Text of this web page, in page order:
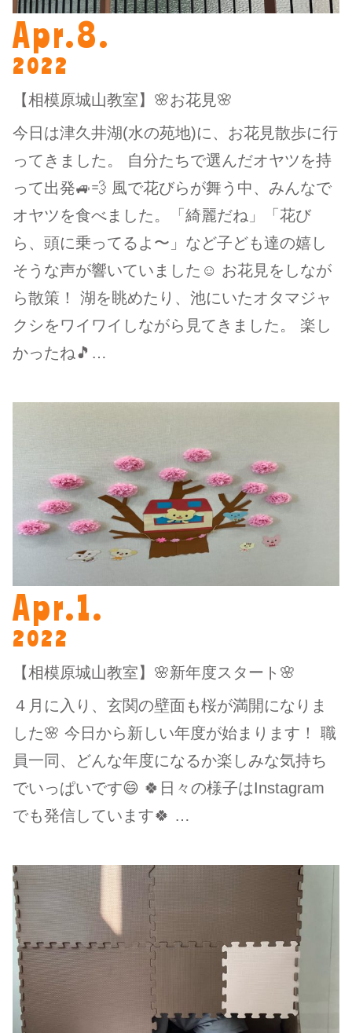
Apr.8.
2022
【相模原城山教室】🌸お花見🌸
今日は津久井湖(水の苑地)に、お花見散歩に行
ってきました。 自分たちで選んだオヤツを持
って出発🚙💨 風で花びらが舞う中、みんなで
オヤツを食べました。「綺麗だね」「花び
ら、頭に乗ってるよ〜」など子ども達の嬉し
そうな声が響いていました☺️ お花見をしなが
ら散策！ 湖を眺めたり、池にいたオタマジャ
クシをワイワイしながら見てきました。 楽し
かったね🎵…
Apr.1.
2022
【相模原城山教室】🌸新年度スタート🌸
４月に入り、玄関の壁面も桜が満開になりま
した🌸 今日から新しい年度が始まります！ 職
員一同、どんな年度になるか楽しみな気持ち
でいっぱいです😄 🍀日々の様子はInstagram
でも発信しています🍀 …